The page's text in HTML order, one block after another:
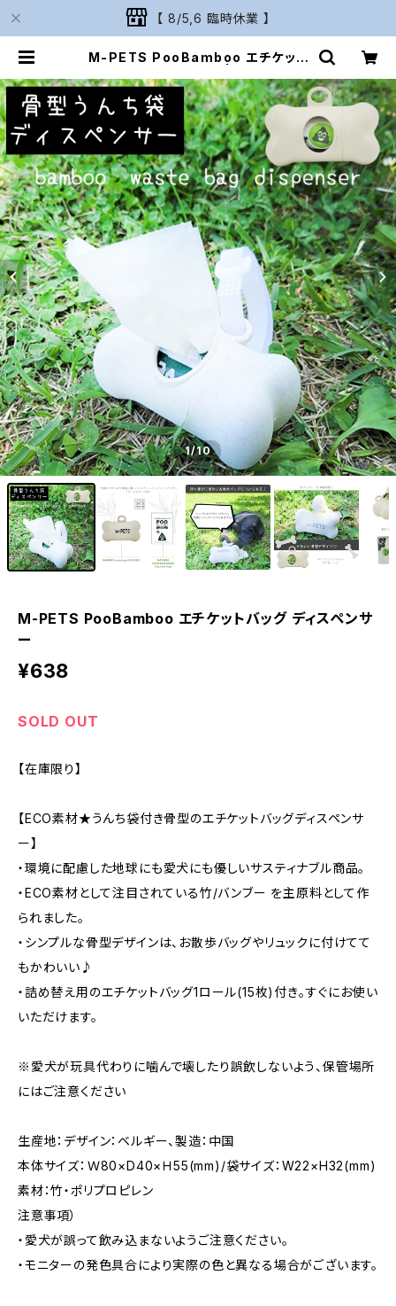
【 8/5,6 臨時休業 】
M-PETS PooBamboo エチケット
m
1/10
M-PETS PooBamboo エチケットバッグ ディスペンサ
ー
¥638
SOLD OUT
【在庫限り】
【ECO素材★うんち袋付き骨型のエチケットバッグディスペンサ
ー】
・環境に配慮した地球にも愛犬にも優しいサスティナブル商品。
・ECO素材として注目されている竹/バンブー を主原料として作
られました。
・シンプルな骨型デザインは、お散歩バッグやリュックに付けてて
もかわいい♪
・詰め替え用のエチケットバッグ1ロール(15枚)付き。すぐにお使い
いただけます。
※愛犬が玩具代わりに噛んで壊したり誤飲しないよう、保管場所
にはご注意ください
生産地：デザイン：ベルギー、製造：中国
本体サイズ：Ｗ80×D40×Ｈ55(mm)/袋サイズ：W22×H32(mm)
素材：竹・ポリプロピレン
注意事項）
・愛犬が誤って飲み込まないようご注意ください。
・モニターの発色具合により実際の色と異なる場合がございます。